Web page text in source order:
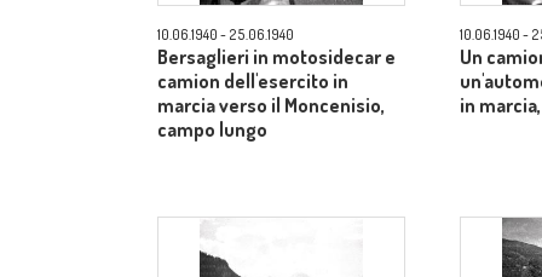
10.06.1940 - 25.06.1940
Bersaglieri in motosidecar e
camion dell'esercito in
marcia verso il Moncenisio,
campo lungo
10.06.1940 -
Un
in